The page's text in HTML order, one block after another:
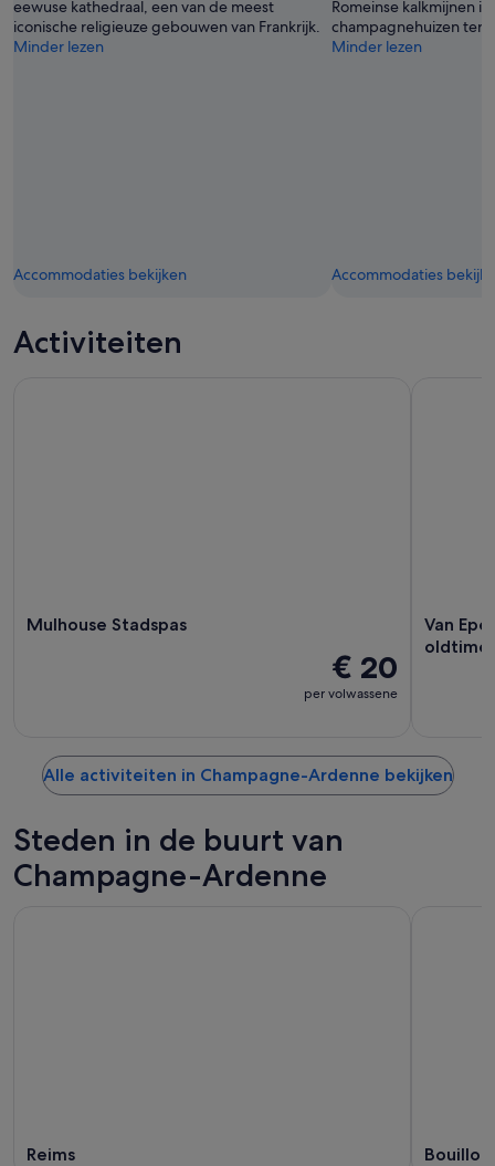
eewuse kathedraal, een van de meest
iconische religieuze gebouwen van Frankrijk.
Minder lezen
Accommodaties bekijken
Romeinse kalkmijnen
champagnehuizen ter
Minder lezen
Accommodaties
Activiteiten
Mulhouse Stadspas
€ 20
per volwassene
Van
oldtimer
Alle activiteiten in Champagne-Ardenne bekijken
Steden in de buurt van
Champagne-Ardenne
Reims Bouillon